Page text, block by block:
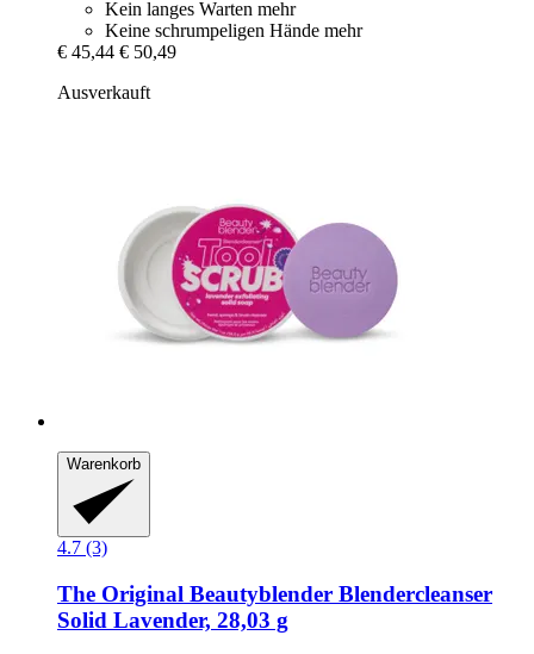
Kein langes Warten mehr
Keine schrumpeligen Hände mehr
€ 45,44 € 50,49
Ausverkauft
Warenkorb
4.7 (3)
The Original Beautyblender Blendercleanser
Solid Lavender, 28,03 g